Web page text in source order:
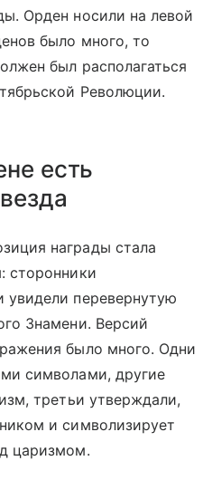
Орден носили на левой
было много, то
был располагаться
Революции.
есть
награды стала
сторонники
увидели перевернутую
Знамени. Версий
было много. Одни
символами, другие
третьи утверждали,
и символизирует
царизмом.